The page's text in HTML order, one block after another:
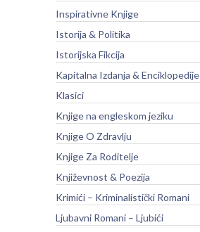
Inspirativne Knjige
Istorija & Politika
Istorijska Fikcija
Kapitalna Izdanja & Enciklopedije
Klasici
Knjige na engleskom jeziku
Knjige O Zdravlju
Knjige Za Roditelje
Književnost & Poezija
Krimići – Kriminalistički Romani
Ljubavni Romani – Ljubići